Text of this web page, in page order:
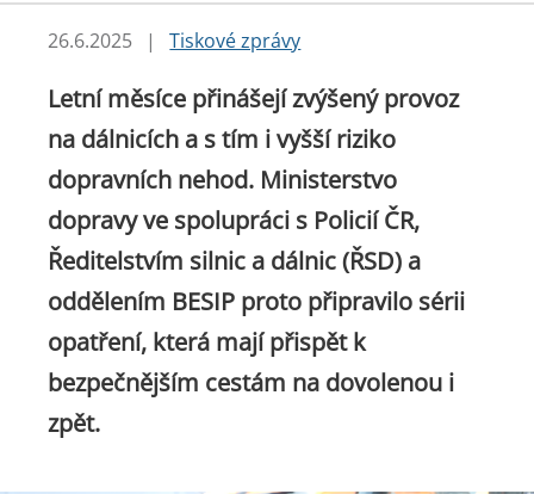
26.6.2025 | Tiskové zprávy
Letní měsíce přinášejí zvýšený provoz
na dálnicích a s tím i vyšší riziko
dopravních nehod. Ministerstvo
dopravy ve spolupráci s Policií ČR,
Ředitelstvím silnic a dálnic (ŘSD) a
oddělením BESIP proto připravilo sérii
opatření, která mají přispět k
bezpečnějším cestám na dovolenou i
zpět.